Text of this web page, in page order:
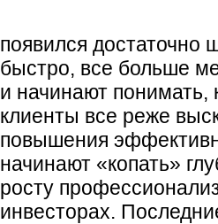
появился достаточно
быстро, все больше
и начинают понимать,
клиенты все реже
повышения
начинают «копать»
росту
инвесторах.